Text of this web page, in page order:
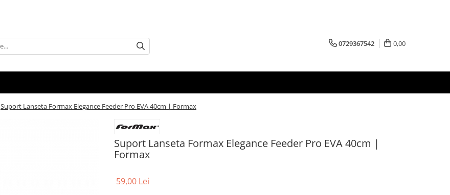
0729367542 0,00
Suport Lanseta Formax Elegance Feeder Pro EVA 40cm | Formax
Suport Lanseta Formax Elegance Feeder Pro EVA 40cm |
Formax
59,00 Lei